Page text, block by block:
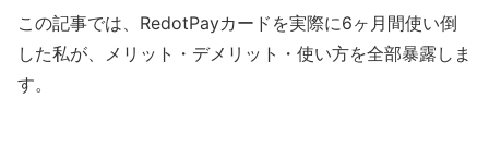
この記事では、RedotPayカードを実際に6ヶ月間使い倒
した私が、メリット・デメリット・使い方を全部暴露しま
す。